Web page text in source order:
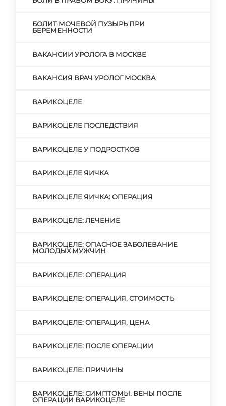
БОЛИТ МОЧЕВОЙ ПУЗЫРЬ ПРИ
БЕРЕМЕННОСТИ
ВАКАНСИИ УРОЛОГА В МОСКВЕ
ВАКАНСИЯ ВРАЧ УРОЛОГ МОСКВА
ВАРИКОЦЕЛЕ
ВАРИКОЦЕЛЕ ПОСЛЕДСТВИЯ
ВАРИКОЦЕЛЕ У ПОДРОСТКОВ
ВАРИКОЦЕЛЕ ЯИЧКА
ВАРИКОЦЕЛЕ ЯИЧКА: ОПЕРАЦИЯ
ВАРИКОЦЕЛЕ: ЛЕЧЕНИЕ
ВАРИКОЦЕЛЕ: ОПАСНОЕ ЗАБОЛЕВАНИЕ
МОЛОДЫХ МУЖЧИН
ВАРИКОЦЕЛЕ: ОПЕРАЦИЯ
ВАРИКОЦЕЛЕ: ОПЕРАЦИЯ, СТОИМОСТЬ
ВАРИКОЦЕЛЕ: ОПЕРАЦИЯ, ЦЕНА
ВАРИКОЦЕЛЕ: ПОСЛЕ ОПЕРАЦИИ
ВАРИКОЦЕЛЕ: ПРИЧИНЫ
ВАРИКОЦЕЛЕ: СИМПТОМЫ. ВЕНЫ ПОСЛЕ
ОПЕРАЦИИ ВАРИКОЦЕЛЕ